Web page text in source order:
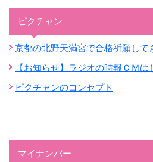
ピクチャン
京都の北野天満宮で合格祈願して
【お知らせ】ラジオの時報ＣＭは
ピクチャンのコンセプト
マイナンバー